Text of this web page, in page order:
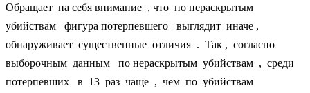
Обращает на себя внимание , что по нераскрытым
убийствам фигура потерпевшего выглядит иначе ,
обнаруживает существенные отличия . Так , согласно
выборочным данным по нераскрытым убийствам , среди
потерпевших в 13 раз чаще , чем по убийствам